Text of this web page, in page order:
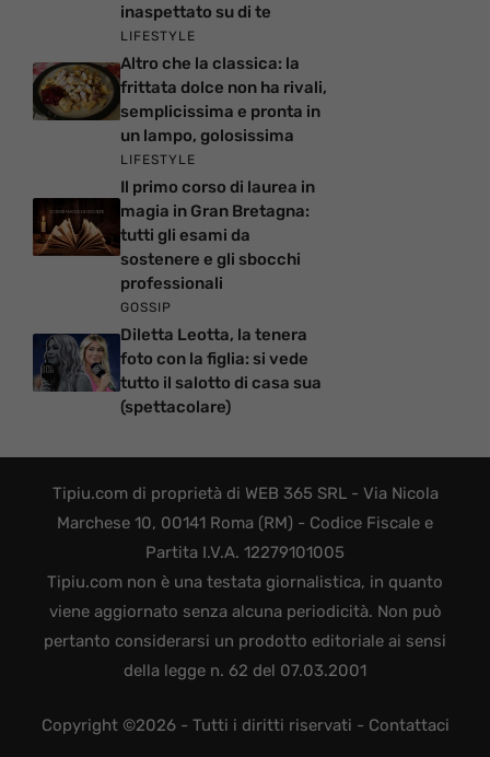
inaspettato su di te
LIFESTYLE
Altro che la classica: la
frittata dolce non ha rivali,
semplicissima e pronta in
un lampo, golosissima
LIFESTYLE
Il primo corso di laurea in
magia in Gran Bretagna:
tutti gli esami da
sostenere e gli sbocchi
professionali
GOSSIP
Diletta Leotta, la tenera
foto con la figlia: si vede
tutto il salotto di casa sua
(spettacolare)
Tipiu.com di proprietà di WEB 365 SRL - Via Nicola
Marchese 10, 00141 Roma (RM) - Codice Fiscale e
Partita I.V.A. 12279101005
Tipiu.com non è una testata giornalistica, in quanto
viene aggiornato senza alcuna periodicità. Non può
pertanto considerarsi un prodotto editoriale ai sensi
della legge n. 62 del 07.03.2001
Copyright ©2026 - Tutti i diritti riservati - Contattaci